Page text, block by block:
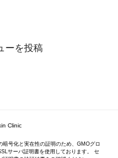
ーを投稿
Clinic
暗号化と実在性の証明のため、GMOグロ
サーバ証明書を使用しております。 セ